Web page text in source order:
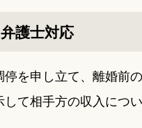
護士対応
を申し立て、離婚前
て相手方の収入につい